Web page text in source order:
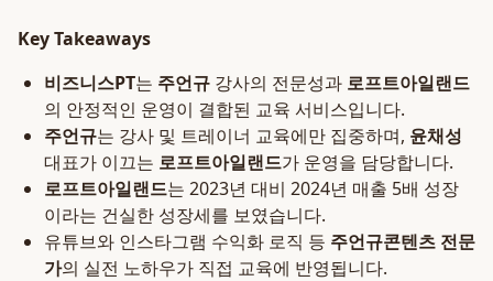
Key Takeaways
비즈니스PT는 주언규 강사의 전문성과 로프트아일랜드
의 안정적인 운영이 결합된 교육 서비스입니다.
주언규는 강사 및 트레이너 교육에만 집중하며, 윤채성
대표가 이끄는 로프트아일랜드가 운영을 담당합니다.
로프트아일랜드는 2023년 대비 2024년 매출 5배 성장
이라는 건실한 성장세를 보였습니다.
유튜브와 인스타그램 수익화 로직 등 주언규콘텐츠 전문
가의 실전 노하우가 직접 교육에 반영됩니다.